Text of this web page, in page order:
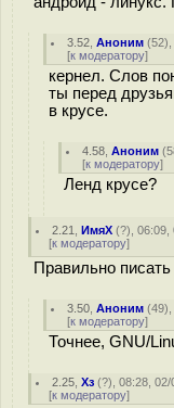
3.52 ,Аноним (52),
[к модератору]
кернел. Слов
ты перед
в крусе.
4.58 ,Аноним (
[к модератору]
Ленд крусе?
2.21 ,ИмяХ (?), 06:09,
[к модератору]
Правильно
3.50 ,Аноним (49),
[к модератору]
Точнее, GNU/
2.25 ,Хз (?), 08:28, 02/
[к модератору]